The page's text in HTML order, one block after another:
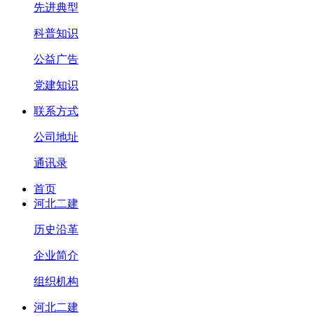
先进典型
科普知识
公益广告
党建知识
联系方式
公司地址
通讯录
首页
河北二建
历史沿革
企业简介
组织机构
河北二建